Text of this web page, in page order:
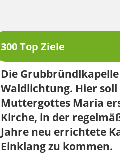
300 Top Ziele
Die
Waldlichtung. Hier
Muttergottes Maria
Kirche, in der
Jahre neu errichtete
Einklang zu kommen.